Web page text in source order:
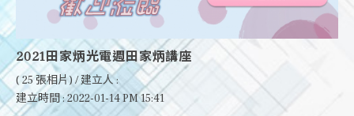
2021田家炳光電週田家炳講座
( 25 張相片) / 建立人 :
建立時間 : 2022-01-14 PM 15:41